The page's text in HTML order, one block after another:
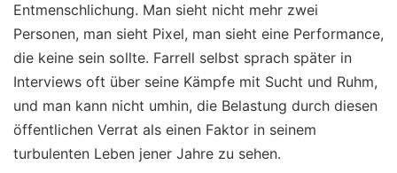
Entmenschlichung. Man sieht nicht mehr zwei
Personen, man sieht Pixel, man sieht eine Performance,
die keine sein sollte. Farrell selbst sprach später in
Interviews oft über seine Kämpfe mit Sucht und Ruhm,
und man kann nicht umhin, die Belastung durch diesen
öffentlichen Verrat als einen Faktor in seinem
turbulenten Leben jener Jahre zu sehen.